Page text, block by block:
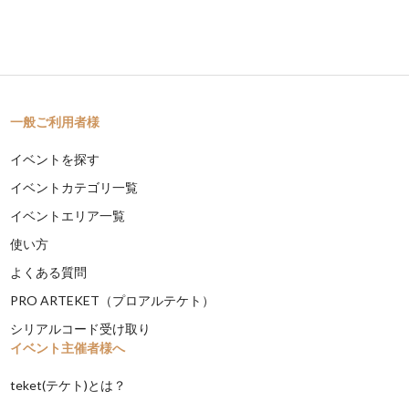
一般ご利用者様
イベントを探す
イベントカテゴリ一覧
イベントエリア一覧
使い方
よくある質問
PRO ARTEKET（プロアルテケト）
シリアルコード受け取り
イベント主催者様へ
teket(テケト)とは？